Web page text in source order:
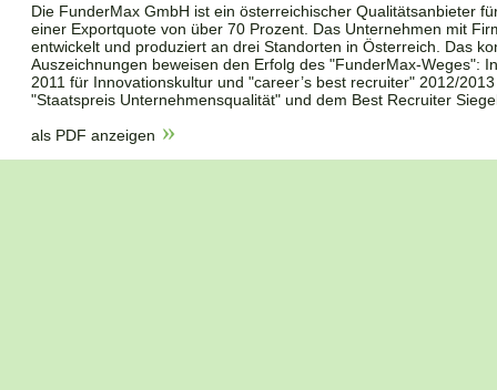
Die FunderMax GmbH ist ein österreichischer Qualitätsanbieter
einer Exportquote von über 70 Prozent. Das Unternehmen mit
entwickelt und produziert an drei Standorten in Österreich. Das
Auszeichnungen beweisen den Erfolg des "FunderMax-Weges":
2011 für Innovationskultur und "career’s best recruiter" 2012/
"Staatspreis Unternehmensqualität" und dem Best Recruiter
als PDF anzeigen